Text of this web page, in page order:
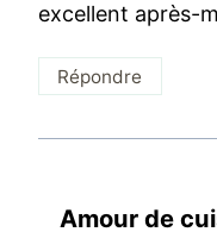
excellent après-
Répondre
Amour de